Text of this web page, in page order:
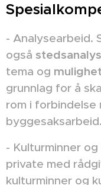
- Analysearbeid.
også
tema og
grunnlag for å
rom i forbindelse
byggesaksarbeid.
- Kulturminner
private med
kulturminner og